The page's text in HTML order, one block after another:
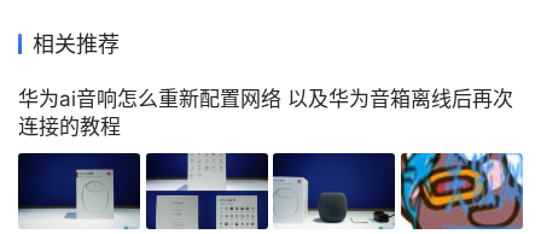
相关推荐
华为ai音响怎么重新配置网络 以及华为音箱离线后再次
连接的教程